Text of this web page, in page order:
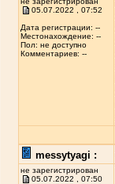
05.07.2022 , 07:52
Дата регистрации: --
Местонахождение: --
Пол: не доступно
Комментариев: --
messytyagi :
не зарегистрирован
05.07.2022 , 07:50